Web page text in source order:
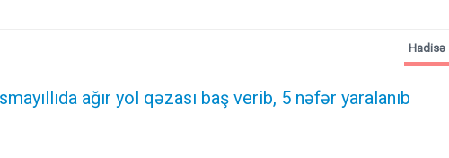
ağır yol qəzası baş verib, 5 nəfər yaralanıb
Hadisə